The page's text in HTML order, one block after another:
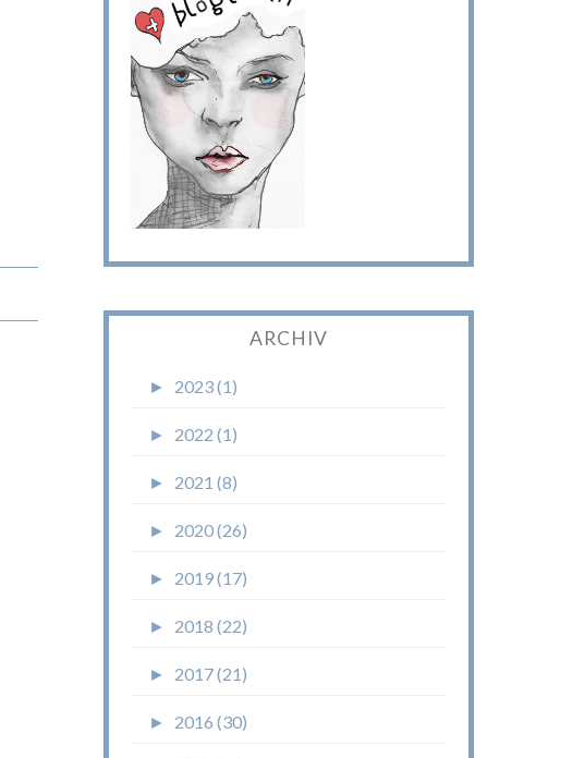
ARCHIV
► 2023 (1)
► 2022 (1)
► 2021 (8)
► 2020 (26)
► 2019 (17)
► 2018 (22)
► 2017 (21)
► 2016 (30)